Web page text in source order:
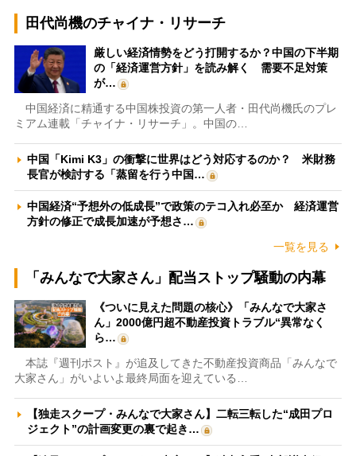
田代尚機のチャイナ・リサーチ
厳しい経済情勢をどう打開するか？中国の下半期
の「経済運営方針」を読み解く 需要不足対策
が…
中国経済に精通する中国株投資の第一人者・田代尚機氏のプレ
ミアム連載「チャイナ・リサーチ」。中国の…
中国「Kimi K3」の衝撃に世界はどう対応するのか？ 米財務
長官が検討する「蒸留を行う中国…
中国経済“予想外の低成長”で政策のテコ入れ必至か 経済運営
方針の修正で成長加速が予想さ…
一覧を見る
「みんなで大家さん」配当ストップ騒動の内幕
《ついに見えた問題の核心》「みんなで大家さ
ん」2000億円超不動産投資トラブル“異常なく
ら…
本誌『週刊ポスト』が追及してきた不動産投資商品「みんなで
大家さん」がいよいよ最終局面を迎えている…
【独走スクープ・みんなで大家さん】二転三転した“成田プロ
ジェクト”の計画変更の裏で起き…